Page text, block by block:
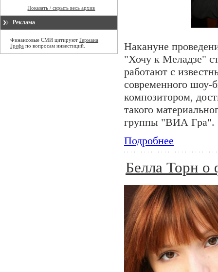
Показать / скрыть весь архив
Реклама
Финансовые СМИ цитируют Германа
Грефа по вопросам инвестиций.
Накануне
"Хочу к Меладзе"
работают с
современного шоу-
композитором,
такого
группы "ВИА Гра".
Подробнее
Белла Торн